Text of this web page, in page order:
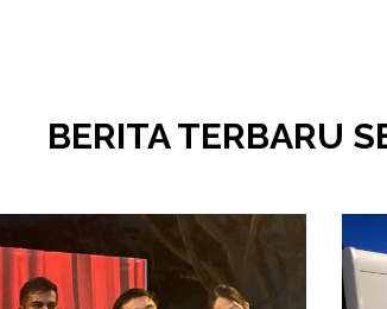
BERITA TERBARU